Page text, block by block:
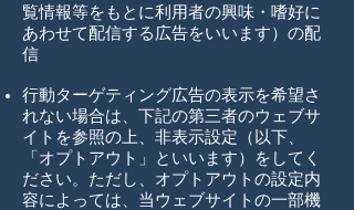
覧情報等をもとに利用者の興味・嗜好に
あわせて配信する広告をいいます）の配
信
行動ターゲティング広告の表示を希望さ
れない場合は、下記の第三者のウェブサ
イトを参照の上、非表示設定（以下、
「オプトアウト」といいます）をしてく
ださい。ただし、オプトアウトの設定内
容によっては、当ウェブサイトの一部機